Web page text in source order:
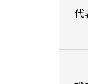
代